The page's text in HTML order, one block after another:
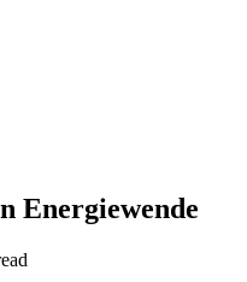
Energiewende